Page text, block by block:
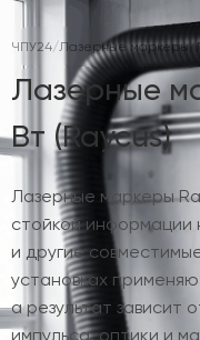
ЧПУ24/Лазерные маркеры/
Лазерные
Вт (Raycus)
Лазерные маркеры
стойкой информации
и другие
установках
а результат зависит
импульса, оптики и